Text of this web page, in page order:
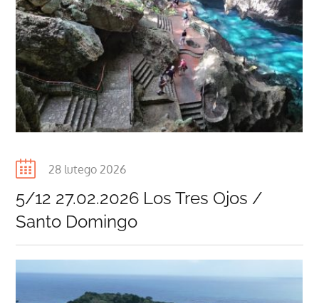
Posted
28 lutego 2026
5/12 27.02.2026 Los Tres Ojos /
Santo Domingo